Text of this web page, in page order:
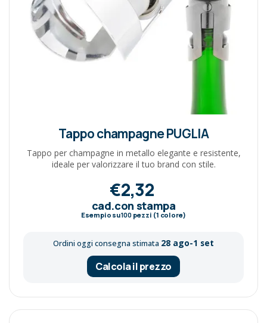
Tappo champagne PUGLIA
Tappo per champagne in metallo elegante e resistente,
ideale per valorizzare il tuo brand con stile.
€2,32
cad.con stampa
Esempio su100pezzi (1 colore)
Ordini oggi consegna stimata 28 ago-1 set
Calcola il prezzo